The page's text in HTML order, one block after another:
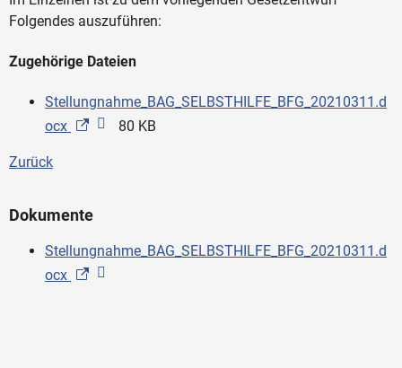
Folgendes auszuführen:
Zugehörige Dateien
Stellungnahme_BAG_SELBSTHILFE_BFG_20210311.d
ocx
80 KB
Zurück
Dokumente
Stellungnahme_BAG_SELBSTHILFE_BFG_20210311.d
ocx